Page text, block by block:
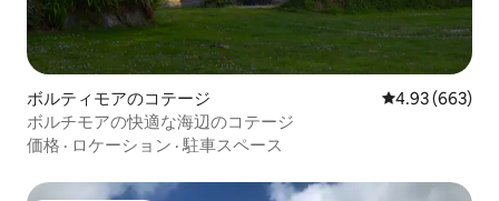
ボルティモアのコテージ レビュー663
4.93 (663)
ボルチモアの快適な海辺のコテージ
価格 · ロケーション · 駐車スペース